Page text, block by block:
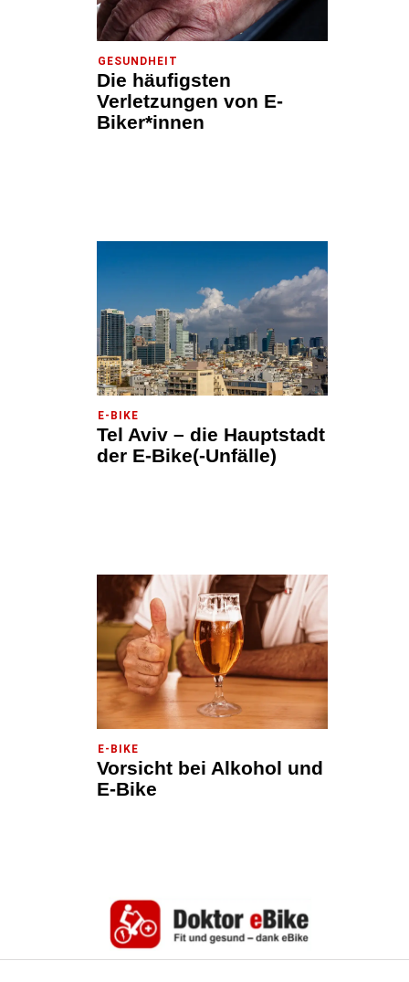
GESUNDHEIT
Die häufigsten
Verletzungen von E-
Biker*innen
E-BIKE
Tel Aviv – die Hauptstadt
der E-Bike(-Unfälle)
E-BIKE
Vorsicht bei Alkohol und
E-Bike